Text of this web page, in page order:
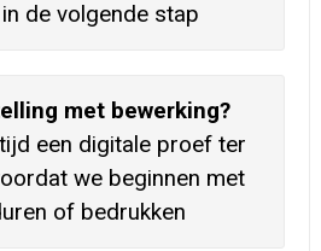
de volgende stap
met bewerking?
een digitale proef ter
we beginnen met
of bedrukken